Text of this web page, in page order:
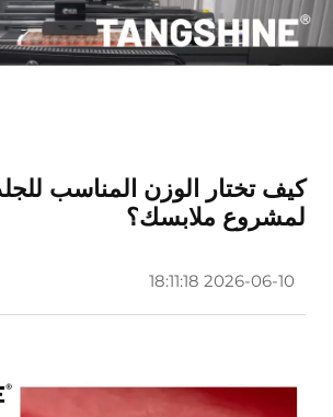
كيف تختار الوزن المناسب
لمشروع ملابسك؟
2026-06-10 18:11:18